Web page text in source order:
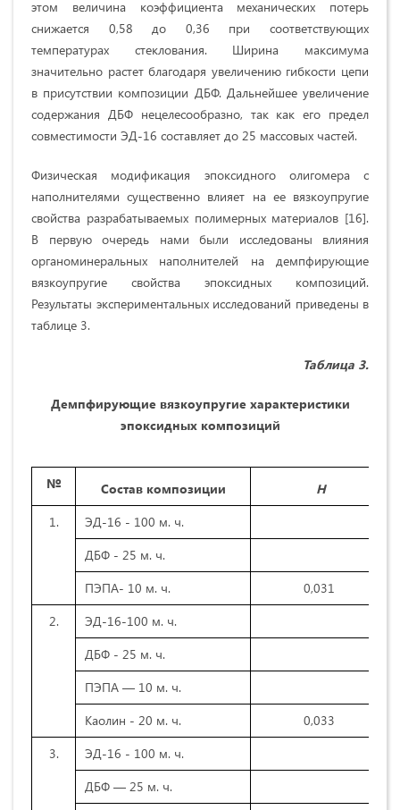
этом величина коэффициента механических потерь
снижается 0,58 до 0,36 при соответствующих
температурах стеклования. Ширина максимума
значительно растет благодаря увеличению гибкости цепи
в присутствии композиции ДБФ. Дальнейшее увеличение
содержания ДБФ нецелесообразно, так как его предел
совместимости ЭД-16 составляет до 25 массовых частей.
Физическая модификация эпоксидного олигомера с
наполнителями существенно влияет на ее вязкоупругие
свойства разрабатываемых полимерных материалов [16].
В первую очередь нами были исследованы влияния
органоминеральных наполнителей на демпфирующие
вязкоупругие свойства эпоксидных композиций.
Результаты экспериментальных исследований приведены в
таблице 3.
Таблица 3.
Демпфирующие вязкоупругие характеристики
эпоксидных композиций
№ Состав композиции
Η
1.
ЭД-16 - 100 м. ч.
ДБФ - 25 м. ч.
ПЭПА- 10 м. ч.
0,031
2.
ЭД-16-100 м. ч.
ДБФ - 25 м. ч.
ПЭПА — 10 м. ч.
Каолин - 20 м. ч.
0,033
3.
ЭД-16 - 100 м. ч.
ДБФ — 25 м. ч.